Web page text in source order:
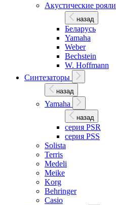
Акустические рояли
назад
Беларусь
Yamaha
Weber
Bechstein
W. Hoffmann
Синтезаторы
назад
Yamaha
назад
серия PSR
серия PSS
Solista
Terris
Medeli
Meike
Korg
Behringer
Casio